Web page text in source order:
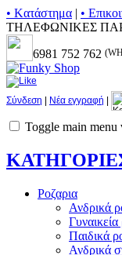
• Kατάστημα | •
ΤΗΛΕΦΩΝΙΚΕΣ
6981 752 762
Σύνδεση Νέα εγγραφή
Toggle main
Ροζαρια
Ανδρικά
Γυναικεία
Παιδικά
Ανδρικά